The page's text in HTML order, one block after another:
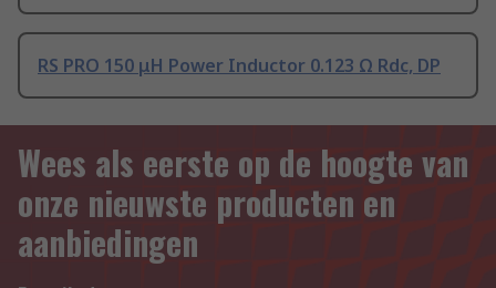
RS PRO 150 μH Power Inductor 0.123 Ω Rdc, DP
Wees als eerste op de hoogte van
onze nieuwste producten en
aanbiedingen